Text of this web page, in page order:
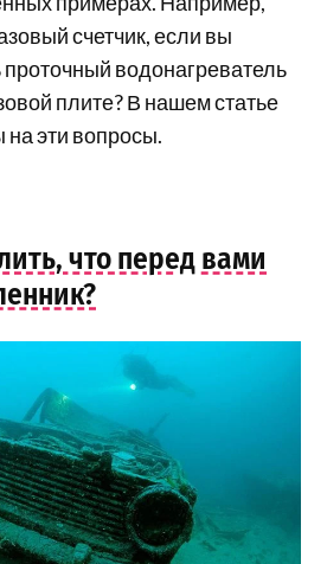
счетчик, если вы
проточный водонагреватель
плите? В нашем статье
на эти вопросы.
что перед вами